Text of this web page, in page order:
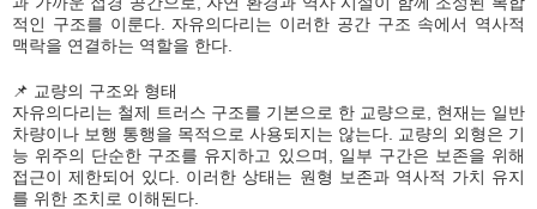
적인 구조를 이룬다. 자유의다리는 이러한 공간 구조 속에서 역사적
맥락을 연결하는 역할을 한다.
📌 교량의 구조와 형태
자유의다리는 철제 트러스 구조를 기본으로 한 교량으로, 현재는 일반
차량이나 보행 통행을 목적으로 사용되지는 않는다. 교량의 외형은 기
능 위주의 단순한 구조를 유지하고 있으며, 일부 구간은 보존을 위해
접근이 제한되어 있다. 이러한 상태는 원형 보존과 역사적 가치 유지
를 위한 조치로 이해된다.